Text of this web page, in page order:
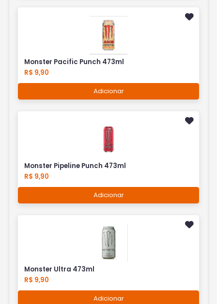
Monster Pacific Punch 473ml
R$ 9,90
Adicionar
Monster Pipeline Punch 473ml
R$ 9,90
Adicionar
Monster Ultra 473ml
R$ 9,90
Adicionar